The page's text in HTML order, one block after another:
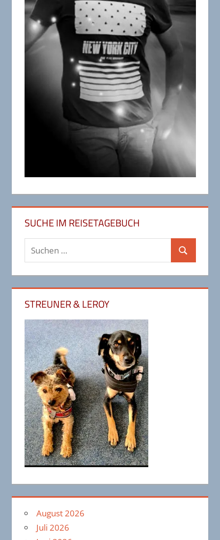
SUCHE IM REISETAGEBUCH
Suchen
nach:
Suchen
STREUNER & LEROY
August 2026
Juli 2026